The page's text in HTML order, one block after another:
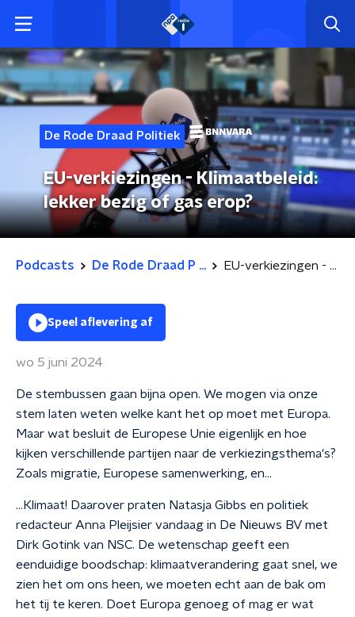
De Rode Draad Politiek
EU-verkiezingen - Klimaatbeleid:
lekker bezig of gas erop?
Podcasts De Rode Draad P ... EU-verkiezingen - Klimaatbeleid: lekker bezig of gas erop?
Speel aflevering af
wo 5 juni 2024
De stembussen gaan bijna open. We mogen via onze
stem laten weten welke kant het op moet met Europa.
Maar wat besluit de Europese Unie eigenlijk en hoe
kijken verschillende partijen naar de verkiezingsthema's?
Zoals migratie, Europese samenwerking, en...
...Klimaat! Daarover praten Natasja Gibbs en politiek
redacteur Anna Pleijsier vandaag in De Nieuws BV met
Dirk Gotink van NSC. De wetenschap geeft een
eenduidige boodschap: klimaatverandering gaat snel, we
zien het om ons heen, we moeten echt aan de bak om
het tij te keren. Doet Europa genoeg of mag er wat